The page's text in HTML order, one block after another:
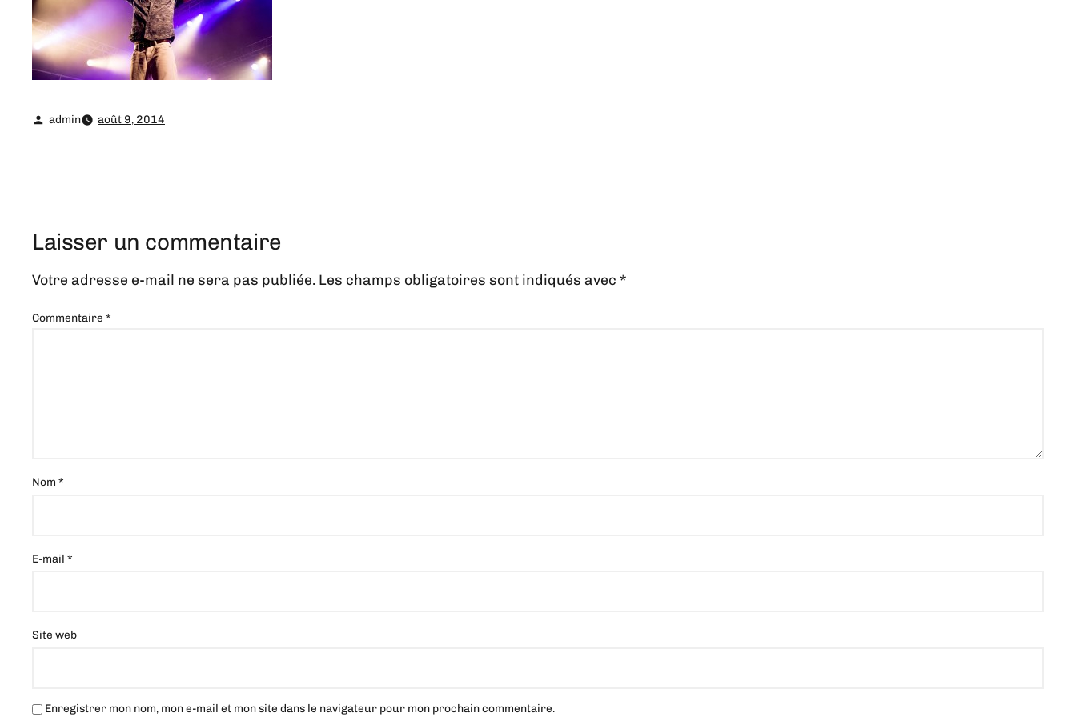
admin août 9, 2014
Laisser un commentaire
Votre adresse e-mail ne sera pas publiée. Les champs obligatoires sont indiqués avec *
Commentaire *
Nom *
E-mail *
Site web
Enregistrer mon nom, mon e-mail et mon site dans le navigateur pour mon prochain commentaire.